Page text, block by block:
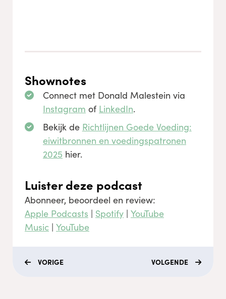
Shownotes
Connect met Donald Malestein via
Instagram of LinkedIn.
Bekijk de Richtlijnen Goede Voeding:
eiwitbronnen en voedingspatronen
2025 hier.
Luister deze podcast
Abonneer, beoordeel en review:
Apple Podcasts | Spotify | YouTube
Music | YouTube
VORIGE VOLGENDE